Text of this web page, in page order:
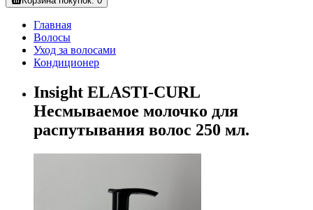
Главная
Волосы
Уход за волосами
Кондиционер
Insight ELASTI-CURL
Несмываемое молочко для
распутывания волос 250 мл.